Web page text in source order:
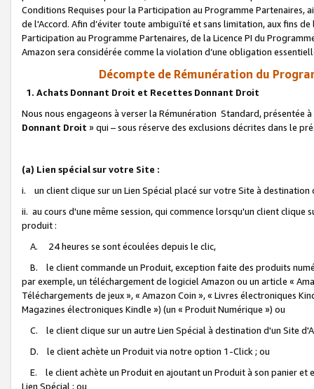
Conditions Requises pour la Participation au Programme Partenaires,
de l'Accord. Afin d’éviter toute ambiguïté et sans limitation, aux fins
Participation au Programme Partenaires, de la Licence PI du
Amazon sera considérée comme la violation d’une obligation
Décompte de Rémunération du
1. Achats Donnant Droit et Recettes Donnant Droit
Nous nous engageons à verser la Rémunération Standard, présentée
Donnant Droit » qui – sous réserve des exclusions décrites dans le
(a) Lien spécial sur votre Site :
i. un client clique sur un Lien Spécial placé sur votre Site à destination
ii. au cours d'une même session, qui commence lorsqu'un client
produit :
A. 24 heures se sont écoulées depuis le clic,
B. le client commande un Produit, exception faite des produits
par exemple, un téléchargement de logiciel Amazon ou un article «
Téléchargements de jeux », « Amazon Coin », « Livres électroniques
Magazines électroniques Kindle ») (un « Produit Numérique ») ou
C. le client clique sur un autre Lien Spécial à destination d'un Site
D. le client achète un Produit via notre option 1-Click ; ou
E. le client achète un Produit en ajoutant un Produit à son panier et
Lien Spécial ; ou